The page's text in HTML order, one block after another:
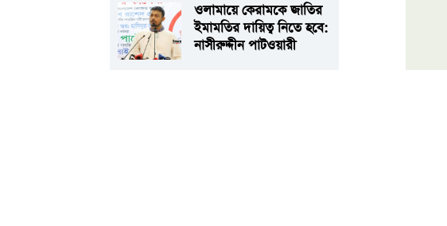
ওলামায়ে কেরামকে জাতির
ইমামতির দায়িত্ব নিতে হবে:
নাসীরুদ্দীন পাটওয়ারী